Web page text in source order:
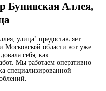
Бунинская Аллея,
улица" предоставляет
Московской области вот уже
себя, как
Мы работаем оперативно
специализированной